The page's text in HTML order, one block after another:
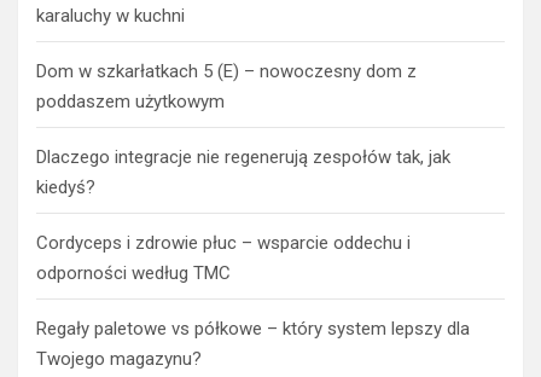
karaluchy w kuchni
Dom w szkarłatkach 5 (E) – nowoczesny dom z
poddaszem użytkowym
Dlaczego integracje nie regenerują zespołów tak, jak
kiedyś?
Cordyceps i zdrowie płuc – wsparcie oddechu i
odporności według TMC
Regały paletowe vs półkowe – który system lepszy dla
Twojego magazynu?